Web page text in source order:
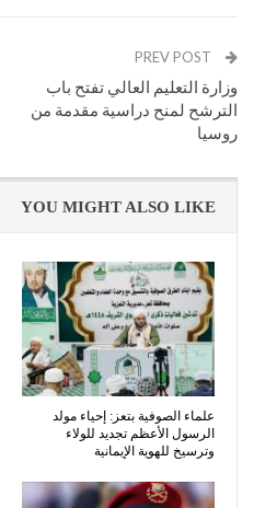
وزارة التعليم العالي تفتح باب
الترشح لمنح دراسية مقدمة من
روسيا
YOU MIGHT ALSO LIKE
​علماء الصوفية بتعز: إحياء مولد
الرسول الأعظم تجديد للولاء
وترسيخ للهوية الإيمانية